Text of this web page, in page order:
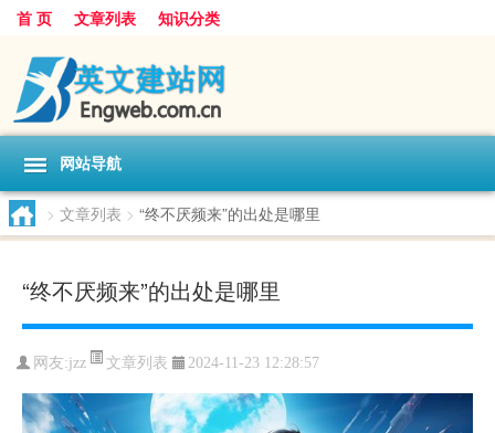
首 页 文章列表 知识分类
网站导航
> 文章列表 > “终不厌频来”的出处是哪里
“终不厌频来”的出处是哪里
网友:jzz 文章列表 2024-11-23 12:28:57